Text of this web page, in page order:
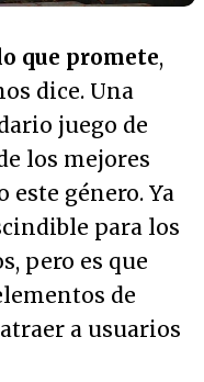
que promete,
dice. Una
juego de
los mejores
género. Ya
para los
pero es que
de
a usuarios